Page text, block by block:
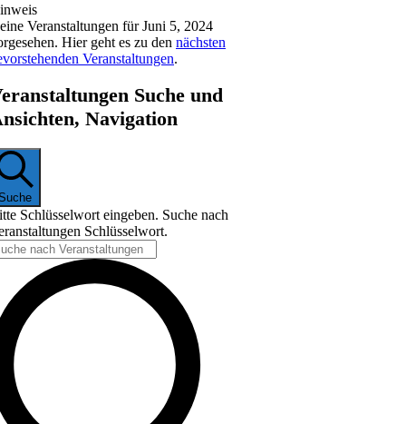
Veranstaltungen für Juni 5, 2024
Hier geht es zu den nächsten
Veranstaltungen.
Suche und
Navigation
Schlüsselwort eingeben. Suche nach
Schlüsselwort.